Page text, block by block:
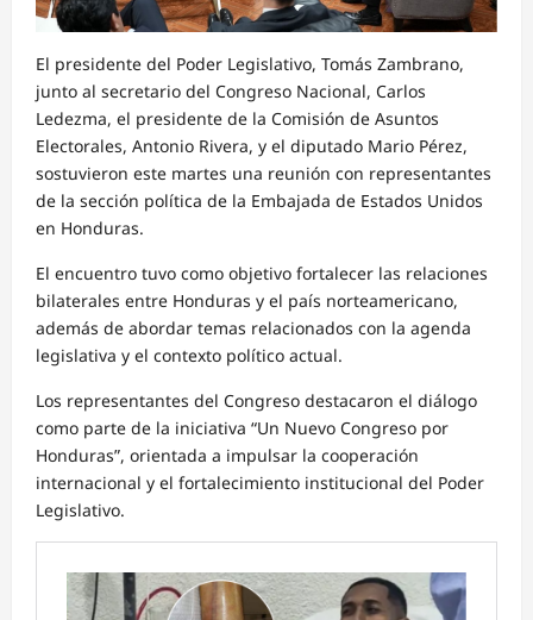
El presidente del Poder Legislativo, Tomás Zambrano,
junto al secretario del Congreso Nacional, Carlos
Ledezma, el presidente de la Comisión de Asuntos
Electorales, Antonio Rivera, y el diputado Mario Pérez,
sostuvieron este martes una reunión con representantes
de la sección política de la Embajada de Estados Unidos
en Honduras.
El encuentro tuvo como objetivo fortalecer las relaciones
bilaterales entre Honduras y el país norteamericano,
además de abordar temas relacionados con la agenda
legislativa y el contexto político actual.
Los representantes del Congreso destacaron el diálogo
como parte de la iniciativa “Un Nuevo Congreso por
Honduras”, orientada a impulsar la cooperación
internacional y el fortalecimiento institucional del Poder
Legislativo.